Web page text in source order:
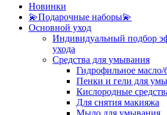
Новинки
💫Подарочные наборы💫
Основной уход
Индивидуальный подбор
ухода
Средства для умывания
Гидрофильное масло/
Пенки и гели для
Кислородные
Для снятия макияжа
Мыло для умывания